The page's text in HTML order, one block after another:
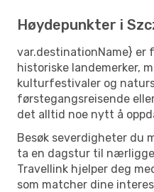
Høydepunkter i
var.destinationName} er
historiske landemerker,
kulturfestivaler og
førstegangsreisende
det alltid noe nytt å
Besøk severdigheter du
ta en dagstur til
Travellink hjelper deg
som matcher dine